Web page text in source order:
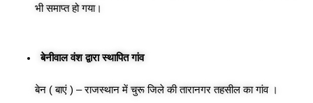
भी समाप्त हो गया।
बेनीवाल वंश द्वारा स्थापित गांव
बेन ( बाएं ) – राजस्थान में चुरू जिले की तारानगर तहसील का गांव ।